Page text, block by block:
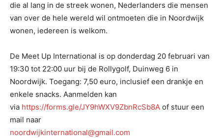
die al lang in de streek wonen, Nederlanders die mensen
van over de hele wereld wil ontmoeten die in Noordwijk
wonen, iedereen is welkom.
De Meet Up International is op donderdag 20 februari van
19:30 tot 22:00 uur bij de Rollygolf, Duinweg 6 in
Noordwijk. Toegang: 7,50 euro, inclusief een drankje en
enkele snacks. Aanmelden kan
via https://forms.gle/JY9hWXV9ZbnRcSb8A of stuur een
mail naar
noordwijkinternational@gmail.com